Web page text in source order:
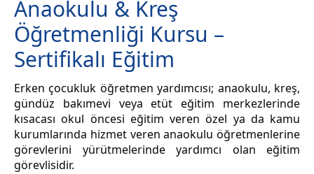
Anaokulu & Kreş
Öğretmenliği Kursu –
Sertifikalı Eğitim
Erken çocukluk öğretmen yardımcısı; anaokulu, kreş,
gündüz bakımevi veya etüt eğitim merkezlerinde
kısacası okul öncesi eğitim veren özel ya da kamu
kurumlarında hizmet veren anaokulu öğretmenlerine
görevlerini yürütmelerinde yardımcı olan eğitim
görevlisidir.